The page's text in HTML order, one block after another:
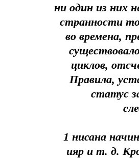
ни один из них
странности
во времена,
циклов,
Правила,
статус
1 нисана
ияр и т. д.